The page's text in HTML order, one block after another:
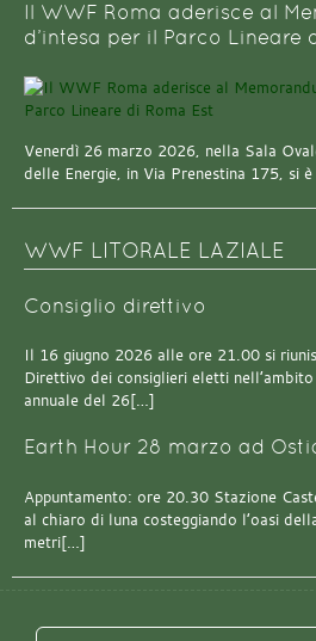
Il WWF Roma aderisce al
d’intesa per il Parco Lineare
Venerdì 26 marzo 2026, nella Sala
delle Energie, in Via Prenestina 175, si
WWF LITORALE LAZIALE
Consiglio direttivo
Il 16 giugno 2026 alle ore 21.00 si
Direttivo dei consiglieri eletti nell’ambito
annuale del 26[…]
Earth Hour 28 marzo ad
Appuntamento: ore 20.30 Stazione
al chiaro di luna costeggiando l’oasi
metri[…]